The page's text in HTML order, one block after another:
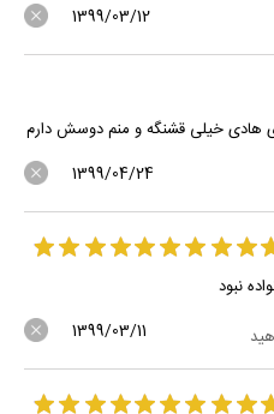
1399/03/12
هادی خیلی قشنگه و منم دوسش دارم
1399/04/24
نبود
1399/03/11